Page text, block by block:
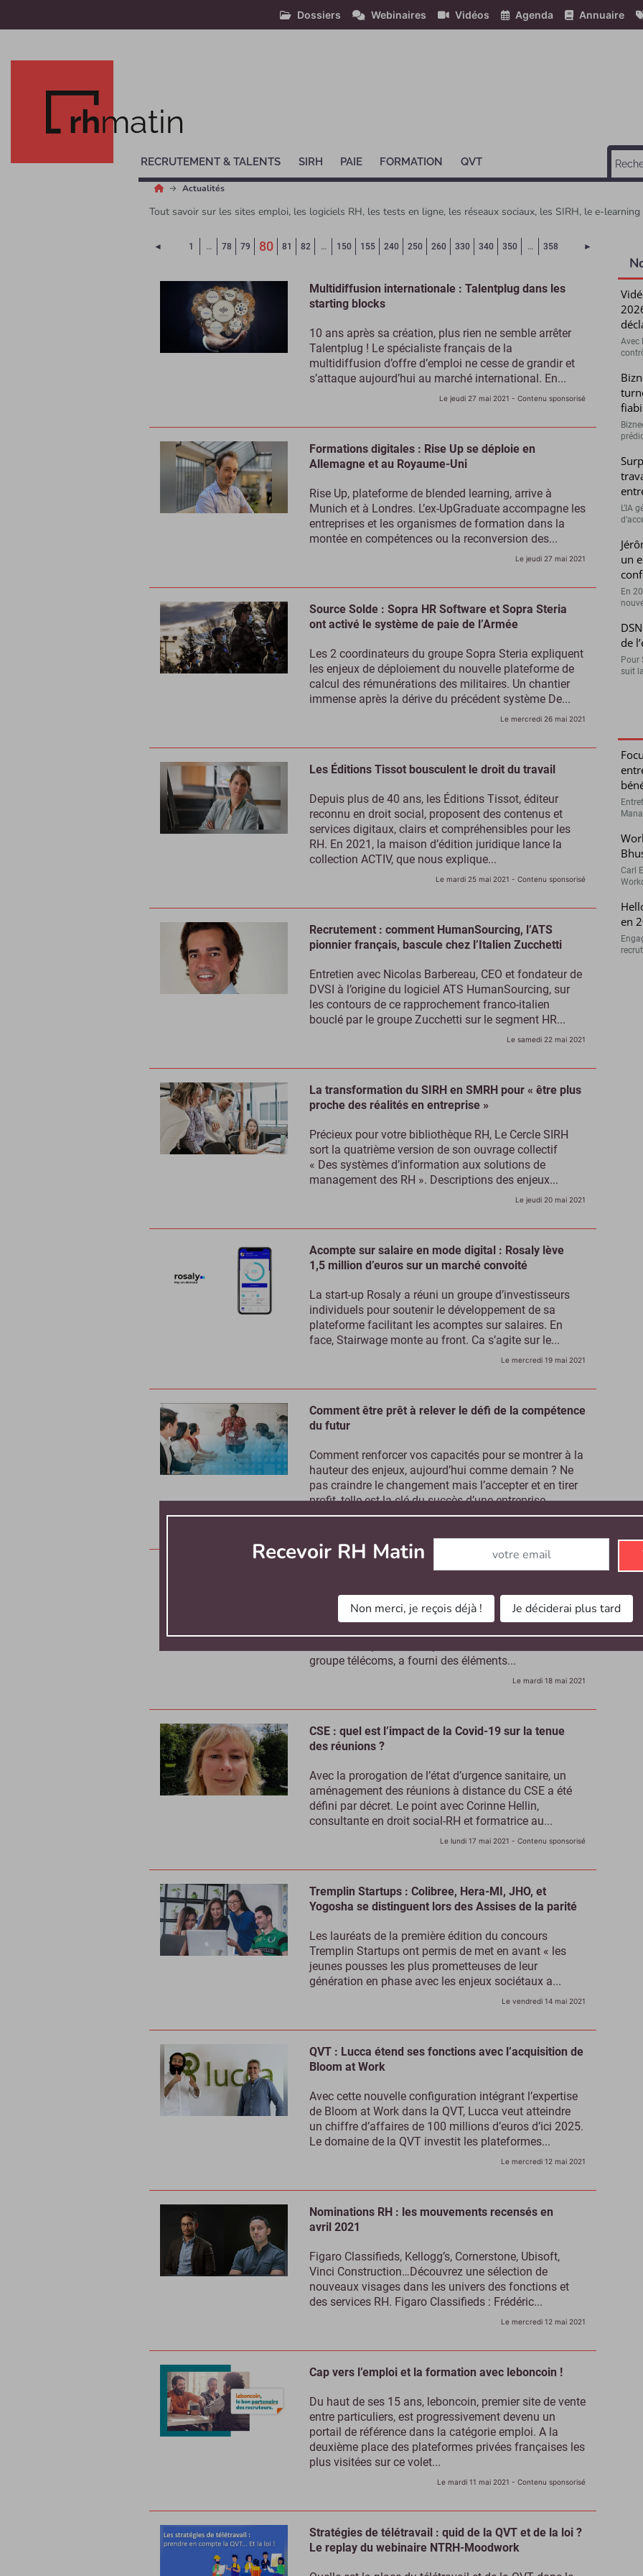
Dossiers Webinaires Vidéos Agenda Annuaire
rhmatin
RECRUTEMENT & TALENTS SIRH PAIE FORMATION QVT
Actualités
Tout savoir sur les sites emploi, les logiciels RH, les tests en ligne, les réseaux sociaux, les SIRH, le e-learning
◄ Page précédente
1 … 78 79 80(Page courante)
81 82 … 150 155 240 250 260 330 340 350 … 358 ►
Multidiffusion internationale : Talentplug dans les
starting blocks
10 ans après sa création, plus rien ne semble arrêter
Talentplug ! Le spécialiste français de la
multidiffusion d’offre d’emploi ne cesse de grandir et
s’attaque aujourd’hui au marché international. En...
Le jeudi 27 mai 2021 - Contenu sponsorisé
Formations digitales : Rise Up se déploie en
Allemagne et au Royaume-Uni
Rise Up, plateforme de blended learning, arrive à
Munich et à Londres. L’ex-UpGraduate accompagne les
entreprises et les organismes de formation dans la
montée en compétences ou la reconversion des...
Le jeudi 27 mai 2021
Source Solde : Sopra HR Software et Sopra Steria
ont activé le système de paie de l’Armée
Les 2 coordinateurs du groupe Sopra Steria expliquent
les enjeux de déploiement du nouvelle plateforme de
calcul des rémunérations des militaires. Un chantier
immense après la dérive du précédent système De...
Le mercredi 26 mai 2021
Les Éditions Tissot bousculent le droit du travail
Depuis plus de 40 ans, les Éditions Tissot, éditeur
reconnu en droit social, proposent des contenus et
services digitaux, clairs et compréhensibles pour les
RH. En 2021, la maison d’édition juridique lance la
collection ACTIV, que nous explique...
Le mardi 25 mai 2021 - Contenu sponsorisé
Recrutement : comment HumanSourcing, l’ATS
pionnier français, bascule chez l’Italien Zucchetti
Entretien avec Nicolas Barbereau, CEO et fondateur de
DVSI à l’origine du logiciel ATS HumanSourcing, sur
les contours de ce rapprochement franco-italien
bouclé par le groupe Zucchetti sur le segment HR...
Le samedi 22 mai 2021
La transformation du SIRH en SMRH pour « être plus
proche des réalités en entreprise »
Précieux pour votre bibliothèque RH, Le Cercle SIRH
sort la quatrième version de son ouvrage collectif
« Des systèmes d’information aux solutions de
management des RH ». Descriptions des enjeux...
Le jeudi 20 mai 2021
Acompte sur salaire en mode digital : Rosaly lève
1,5 million d’euros sur un marché convoité
La start-up Rosaly a réuni un groupe d’investisseurs
individuels pour soutenir le développement de sa
plateforme facilitant les acomptes sur salaires. En
face, Stairwage monte au front. Ca s’agite sur le...
Le mercredi 19 mai 2021
Comment être prêt à relever le défi de la compétence
du futur
Comment renforcer vos capacités pour se montrer à la
hauteur des enjeux, aujourd’hui comme demain ? Ne
pas craindre le changement mais l’accepter et en tirer
profit, telle est la clé du succès d’une entreprise...
LinkedIn Top Companies 2021 en France : Orange
Voici le classement intégral des 25 Top Companies
groupe télécoms, a fourni des éléments...
Le mardi 18 mai 2021
CSE : quel est l’impact de la Covid-19 sur la tenue
des réunions ?
Avec la prorogation de l’état d’urgence sanitaire, un
aménagement des réunions à distance du CSE a été
défini par décret. Le point avec Corinne Hellin,
consultante en droit social-RH et formatrice au...
Le lundi 17 mai 2021 - Contenu sponsorisé
Tremplin Startups : Colibree, Hera-MI, JHO, et
Yogosha se distinguent lors des Assises de la parité
Les lauréats de la première édition du concours
Tremplin Startups ont permis de met en avant « les
jeunes pousses les plus prometteuses de leur
génération en phase avec les enjeux sociétaux a...
Le vendredi 14 mai 2021
QVT : Lucca étend ses fonctions avec l’acquisition de
Bloom at Work
Avec cette nouvelle configuration intégrant l’expertise
de Bloom at Work dans la QVT, Lucca veut atteindre
un chiffre d’affaires de 100 millions d’euros d’ici 2025.
Le domaine de la QVT investit les plateformes...
Le mercredi 12 mai 2021
Nominations RH : les mouvements recensés en
avril 2021
Figaro Classifieds, Kellogg’s, Cornerstone, Ubisoft,
Vinci Construction…Découvrez une sélection de
nouveaux visages dans les univers des fonctions et
des services RH. Figaro Classifieds : Frédéric...
Le mercredi 12 mai 2021
Cap vers l’emploi et la formation avec leboncoin !
Du haut de ses 15 ans, leboncoin, premier site de vente
entre particuliers, est progressivement devenu un
portail de référence dans la catégorie emploi. A la
deuxième place des plateformes privées françaises les
plus visitées sur ce volet...
Le mardi 11 mai 2021 - Contenu sponsorisé
Stratégies de télétravail : quid de la QVT et de la loi ?
Le replay du webinaire NTRH-Moodwork
Avec
L’IA
un
En
de
Pour
suit
Recevoir RH Matin Abonnez-vous à notre newsletter
Non merci, je reçois déjà ! Je déciderai plus tard
Carl
en